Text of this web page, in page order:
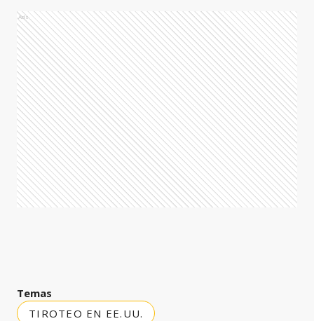
Ads
Temas
TIROTEO EN EE.UU.